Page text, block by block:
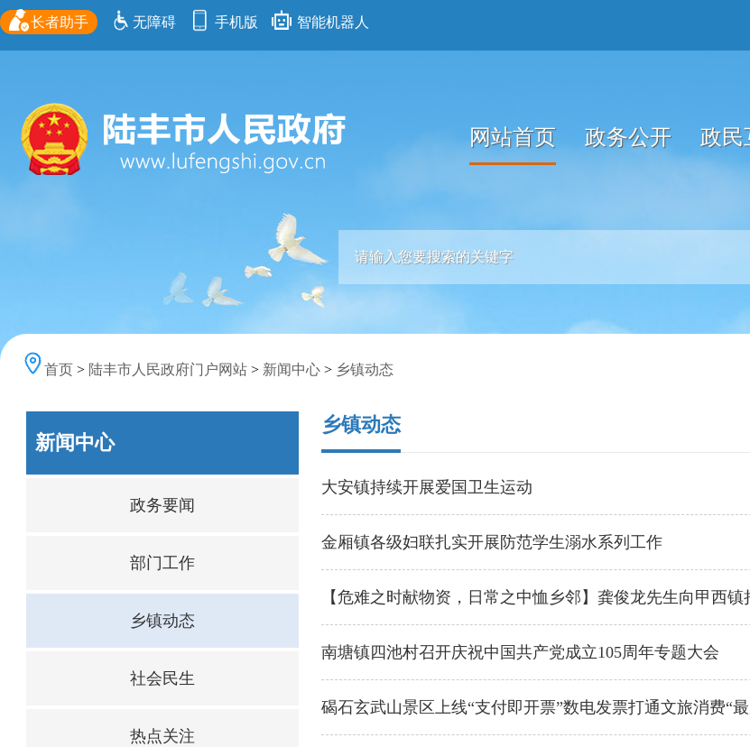
长者助手 无障碍 手机版 智能机器人
网站首页 政务公开 政民
首页 > 陆丰市人民政府门户网站 > 新闻中心 > 乡镇动态
新闻中心
政务要闻
部门工作
乡镇动态
社会民生
热点关注
乡镇动态
大安镇持续开展爱国卫生运动
金厢镇各级妇联扎实开展防范学生溺水系列工作
【危难之时献物资，日常之中恤乡邻】龚俊龙先生向甲西镇
南塘镇四池村召开庆祝中国共产党成立105周年专题大会
碣石玄武山景区上线“支付即开票”数电发票打通文旅消费“